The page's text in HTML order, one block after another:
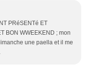
PRéSENTé ET
BON WWEEKEND ; mon
une paella et il me